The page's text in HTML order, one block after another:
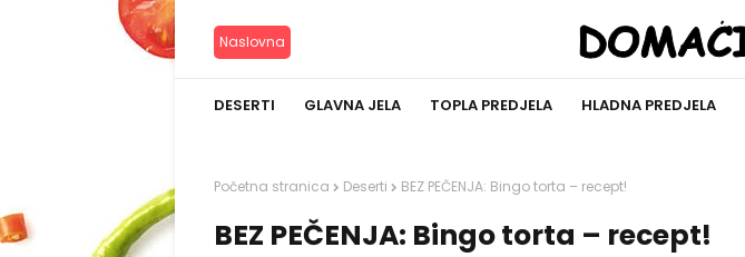
Naslovna
DESERTI GLAVNA JELA TOPLA PREDJELA HLADNA PREDJELA
Početna stranica Deserti BEZ PEČENJA: Bingo torta – recept!
BEZ PEČENJA: Bingo torta – recept!